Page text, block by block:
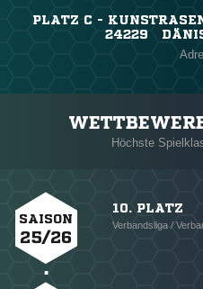
PLATZ C -
24229
Höchste
SAISON
25/26
10. PLATZ
Verbandsliga /